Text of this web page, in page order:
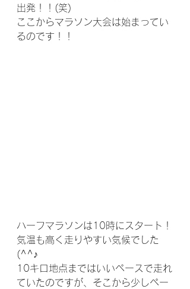
出発！！(笑)
ここからマラソン大会は始まってい
るのです！！
ハーフマラソンは10時にスタート！
気温も高く走りやすい気候でした
(^^♪
10キロ地点まではいいペースで走れ
ていたのですが、そこから少しペー